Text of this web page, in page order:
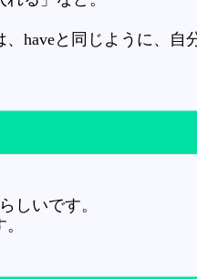
haveと同じように、
しいです。